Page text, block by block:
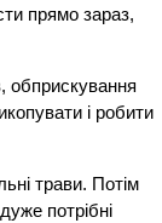
прямо зараз,
обприскування
і робити
трави. Потім
потрібні